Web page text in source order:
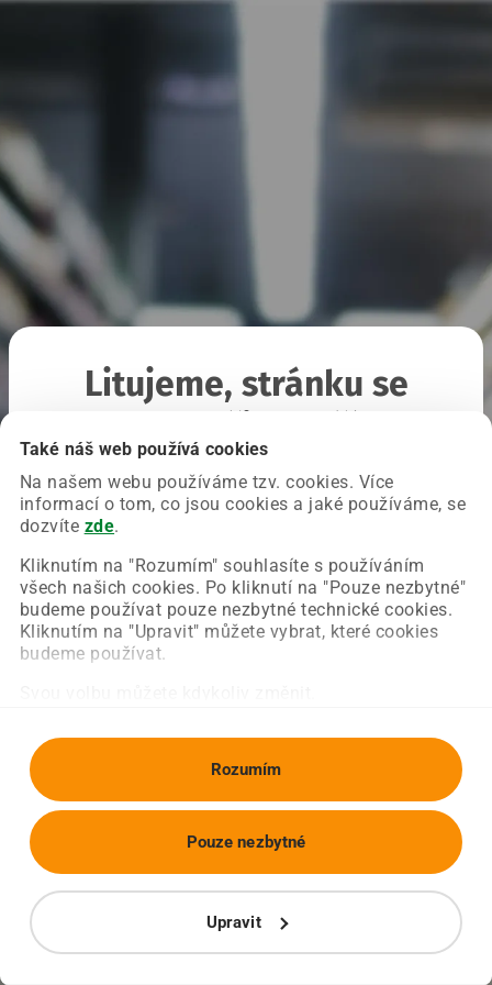
Také náš web používá cookies
Na našem webu používáme tzv. cookies. Více
informací o tom, co jsou cookies a jaké používáme, se
dozvíte zde.
Kliknutím na "Rozumím" souhlasíte s používáním
všech našich cookies. Po kliknutí na "Pouze nezbytné"
budeme používat pouze nezbytné technické cookies.
Kliknutím na "Upravit" můžete vybrat, které cookies
budeme používat.
Rozumím
Upravit
Pouze nezbytné
Litujeme, stránku se
Chyba nastala na naší straně a už ji opravujeme.
Zkuste prosím znovu načíst požadovanou stránku.
Obnovit stránku Úvodní strana